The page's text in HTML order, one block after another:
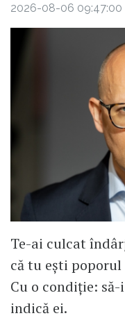
2026-08-06 09:47:00
Te-ai culcat
că tu ești
Cu o condiție:
indică ei.